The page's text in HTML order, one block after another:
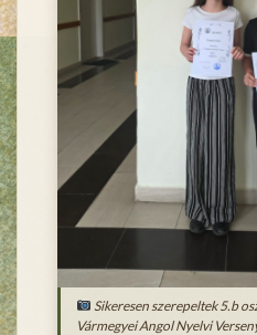
Sikeresen szerepeltek 5.b
Vármegyei Angol Nyelvi